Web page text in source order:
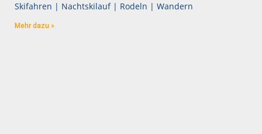
Skifahren | Nachtskilauf | Rodeln | Wandern
Mehr dazu »